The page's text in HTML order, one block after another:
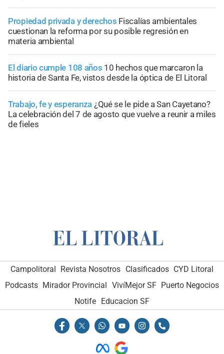
Propiedad privada y derechos Fiscalías ambientales
cuestionan la reforma por su posible regresión en
materia ambiental
El diario cumple 108 años 10 hechos que marcaron la
historia de Santa Fe, vistos desde la óptica de El Litoral
Trabajo, fe y esperanza ¿Qué se le pide a San Cayetano?
La celebración del 7 de agosto que vuelve a reunir a miles
de fieles
Campolitoral Revista Nosotros Clasificados CYD Litoral
Podcasts Mirador Provincial VivíMejor SF Puerto Negocios
Notife
Educacion SF